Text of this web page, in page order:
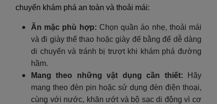
chuyến khám phá an toàn và thoải mái:
Ăn mặc phù hợp: Chọn quần áo nhẹ, thoải mái
và đi giày thể thao hoặc giày đế bằng để dễ dàng
di chuyển và tránh bị trượt khi khám phá đường
hầm.
Mang theo những vật dụng cần thiết:
Hãy
mang theo đèn pin hoặc sử dụng đèn điện thoại,
cùng với nước, khăn ướt và bộ sạc di động vì cơ